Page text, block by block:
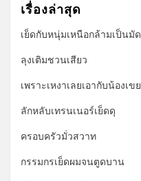
เรื่องล่าสุด
เย็ดกับหนุ่มเหนือกล้ามเป็นมัด
ลุงเติมชวนเสียว
เพราะเหงาเลยเอากับน้องเขย
ลักหลับเทรนเนอร์เย็ดดุ
ครอบครัวมั่วสวาท
กรรมกรเย็ดผมจนตูดบาน